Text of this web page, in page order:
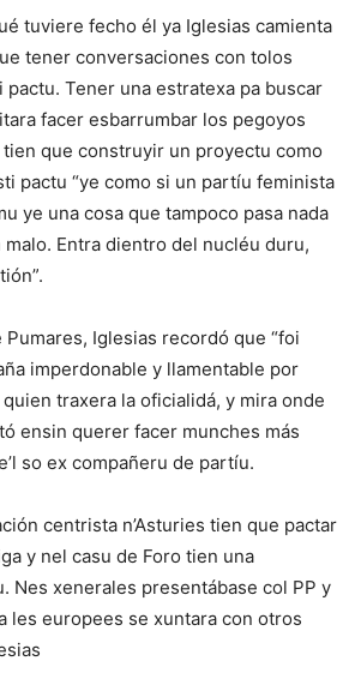
tuviere fecho él ya Iglesias camienta
tener conversaciones con tolos
Tener una estratexa pa buscar
facer esbarrumbar los pegoyos
que construyir un proyectu como
pactu “ye como si un partíu feminista
ye una cosa que tampoco pasa nada
Entra dientro del nucléu duru,
Iglesias recordó que “foi
imperdonable y llamentable por
traxera la oficialidá, y mira onde
ensin querer facer munches más
so ex compañeru de partíu.
centrista n’Asturies tien que pactar
y nel casu de Foro tien una
Nes xenerales presentábase col PP y
les europees se xuntara con otros